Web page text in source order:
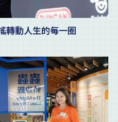
轉動人生的每一圈